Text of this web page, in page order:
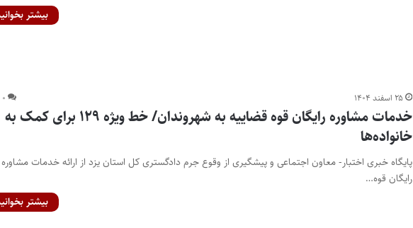
بیشتر
۲۵ اسفند ۱۴۰۴ ۰
خدمات مشاوره رایگان قوه قضاییه به شهروندان/ خط ویژه ۱۲۹ برای کمک به
خانواده‌ها
پایگاه خبری اختبار- معاون اجتماعی و پیشگیری از وقوع جرم دادگستری کل استان یزد از ارائه خدمات مشاوره
رایگان قوه…
بیشتر